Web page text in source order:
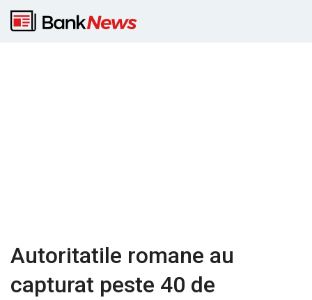
Autoritatile romane au
capturat peste 40 de